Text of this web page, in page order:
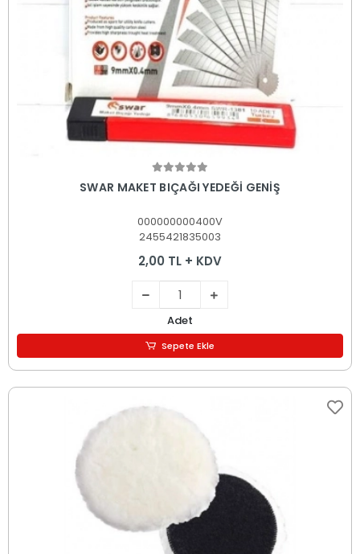
Sepete Ekle
SWAR MAKET BIÇAĞI YEDEĞİ GENİŞ
000000000400V
2455421835003
2,00 TL + KDV
Adet
Sepete Ekle